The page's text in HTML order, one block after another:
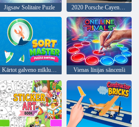
Jigsaw Solitaire Puzle
Kārtot galveno mīklu šķirošanu Vienas līnijas sāncenši